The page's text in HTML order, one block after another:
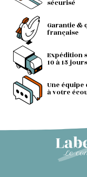
sécurisé
Garantie &
française
Expédition
10 à 15
Une équipe
à votre